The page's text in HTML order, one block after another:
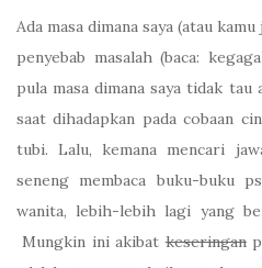
Ada masa dimana saya (atau
penyebab masalah (baca:
pula masa dimana saya tidak
saat dihadapkan pada cobaan
tubi. Lalu, kemana mencari
seneng membaca buku-buku
wanita, lebih-lebih lagi yang
Mungkin ini akibatkeseringan